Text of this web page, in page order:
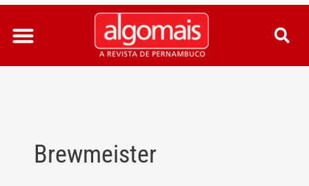
Ir
para
conteúdo
Brewmeister